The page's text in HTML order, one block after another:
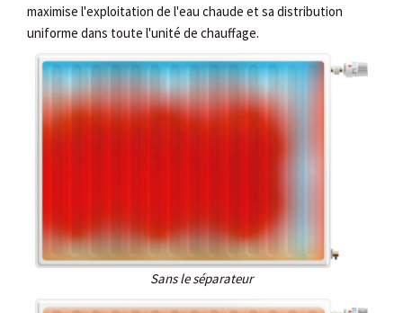
maximise l'exploitation de l'eau chaude et sa distribution
uniforme dans toute l'unité de chauffage.
Sans le séparateur